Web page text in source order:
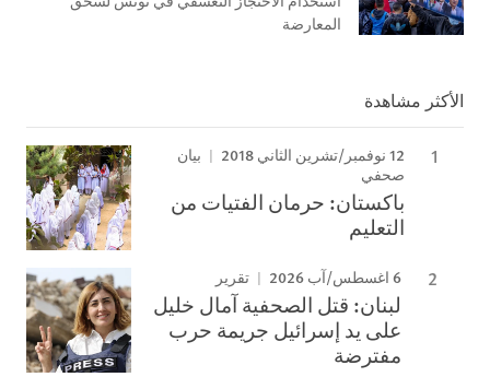
المعارضة
الأكثر مشاهدة
12 نوفمبر/تشرين الثاني 2018
بيان
صحفي
باكستان: حرمان الفتيات من
التعليم
6 اغسطس/آب 2026 تقرير
لبنان: قتل الصحفية آمال خليل
على يد إسرائيل جريمة حرب
مفترضة